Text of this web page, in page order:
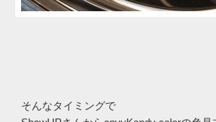
そんなタイミングで